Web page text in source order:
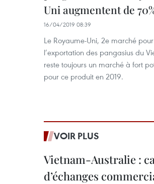
Uni augmentent de
16/04/2019 08:39
Le Royaume-Uni, 2e marché pour
l’exportation des pangasius du
reste toujours un marché à fort
pour ce produit en 2019.
VOIR PLUS
Vietnam-Australie :
d’échanges